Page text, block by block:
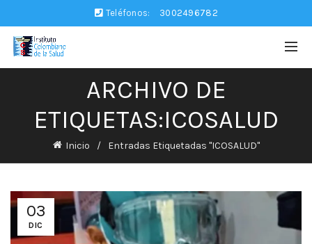
Teléfonos: 3002496782
ARCHIVO DE
ETIQUETAS:ICOSALUD
Inicio Entradas Etiquetadas "ICOSALUD"
03
DIC